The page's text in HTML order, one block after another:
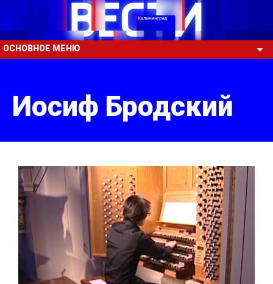
ОСНОВНОЕ МЕНЮ
Иосиф Бродский